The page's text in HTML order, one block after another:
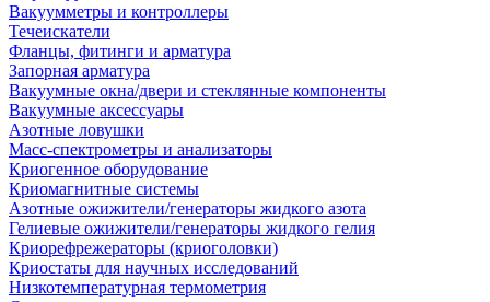
Вакуумметры и контроллеры
Течеискатели
Фланцы, фитинги и арматура
Запорная арматура
Вакуумные окна/двери и стеклянные компоненты
Вакуумные аксессуары
Азотные ловушки
Масс-спектрометры и анализаторы
Криогенное оборудование
Криомагнитные системы
Азотные ожижители/генераторы жидкого азота
Гелиевые ожижители/генераторы жидкого гелия
Криорефрежераторы (криоголовки)
Криостаты для научных исследований
Низкотемпературная термометрия